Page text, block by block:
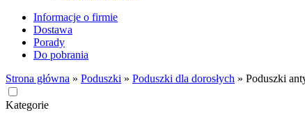
Informacje o firmie
Dostawa
Porady
Do pobrania
Strona główna » Poduszki » Poduszki dla dorosłych » Poduszki
Kategorie